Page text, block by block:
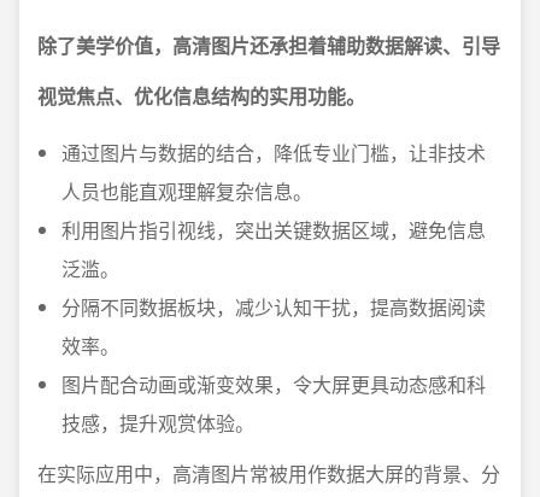
除了美学价值，高清图片还承担着辅助数据解读、引导
视觉焦点、优化信息结构的实用功能。
通过图片与数据的结合，降低专业门槛，让非技术
人员也能直观理解复杂信息。
利用图片指引视线，突出关键数据区域，避免信息
泛滥。
分隔不同数据板块，减少认知干扰，提高数据阅读
效率。
图片配合动画或渐变效果，令大屏更具动态感和科
技感，提升观赏体验。
在实际应用中，高清图片常被用作数据大屏的背景、分